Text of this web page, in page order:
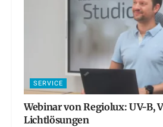
SERVICE
Webinar von Regiolux: UV-B,
Lichtlösungen